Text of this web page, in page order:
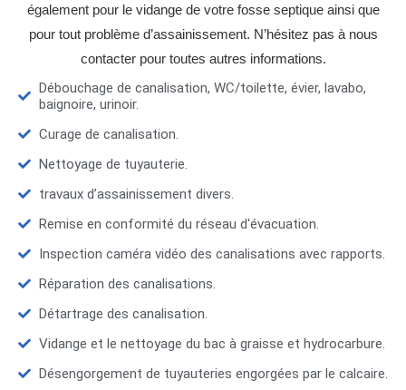
également pour le vidange de votre fosse septique ainsi que
pour tout problème d’assainissement. N’hésitez pas à nous
contacter pour toutes autres informations.
Débouchage de canalisation, WC/toilette, évier, lavabo,
baignoire, urinoir.
Curage de canalisation.
Nettoyage de tuyauterie.
travaux d’assainissement divers.
Remise en conformité du réseau d'évacuation.
Inspection caméra vidéo des canalisations avec rapports.
Réparation des canalisations.
Détartrage des canalisation.
Vidange et le nettoyage du bac à graisse et hydrocarbure.
Désengorgement de tuyauteries engorgées par le calcaire.